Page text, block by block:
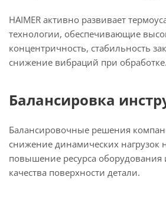
HAIMER активно развивает
технологии, обеспечивающие
концентричность, стабильность
снижение вибраций при обработке.
Балансировка
Балансировочные решения
снижение динамических нагрузок
повышение ресурса
качества поверхности детали.